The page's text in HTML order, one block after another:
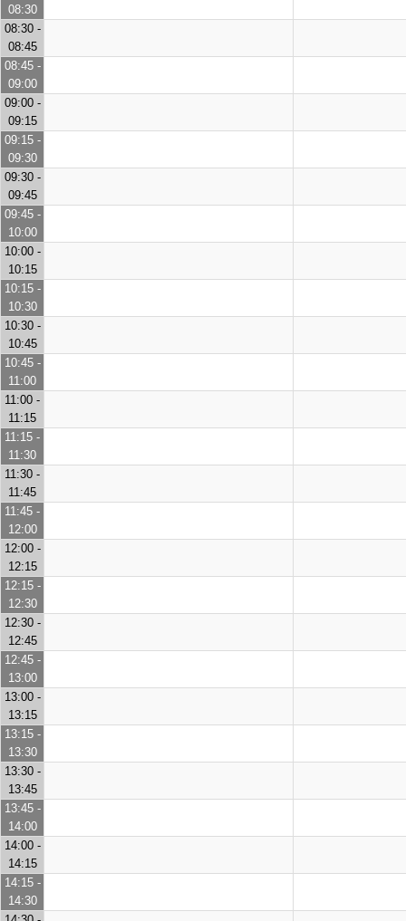
08:30
08:30 -
08:45
08:45 -
09:00
09:00 -
09:15
09:15 -
09:30
09:30 -
09:45
09:45 -
10:00
10:00 -
10:15
10:15 -
10:30
10:30 -
10:45
10:45 -
11:00
11:00 -
11:15
11:15 -
11:30
11:30 -
11:45
11:45 -
12:00
12:00 -
12:15
12:15 -
12:30
12:30 -
12:45
12:45 -
13:00
13:00 -
13:15
13:15 -
13:30
13:30 -
13:45
13:45 -
14:00
14:00 -
14:15
14:15 -
14:30